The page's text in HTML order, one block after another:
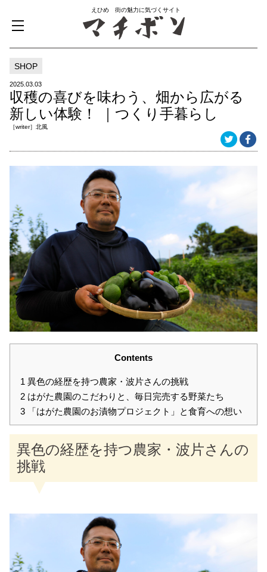
えひめ 街の魅力に気づくサイト
SHOP
2025.03.03
収穫の喜びを味わう、畑から広がる
新しい体験！ ｜つくり手暮らし
［writer］北風
Contents
1 異色の経歴を持つ農家・波片さんの挑戦
2はがた農園のこだわりと、毎日完売する野菜たち
3「はがた農園のお漬物プロジェクト」と食育への想い
異色の経歴を持つ農家・波片さんの
挑戦